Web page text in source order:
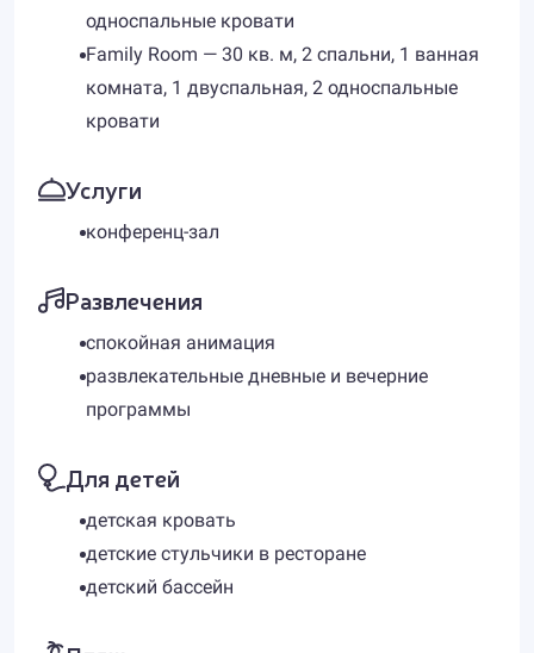
односпальные кровати
Family Room — 30 кв. м, 2 спальни, 1 ванная
комната, 1 двуспальная, 2 односпальные
кровати
Услуги
конференц-зал
Развлечения
спокойная анимация
развлекательные дневные и вечерние
программы
Для детей
детская кровать
детские стульчики в ресторане
детский бассейн